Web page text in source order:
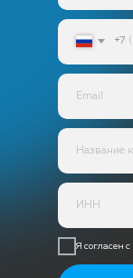
+7
Я согласен